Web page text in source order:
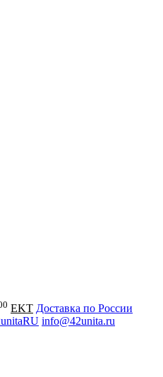
EKT Доставка по России
info@42unita.ru